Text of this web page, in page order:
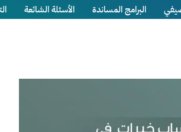
البرامج المساندة الأسئلة الشائعة